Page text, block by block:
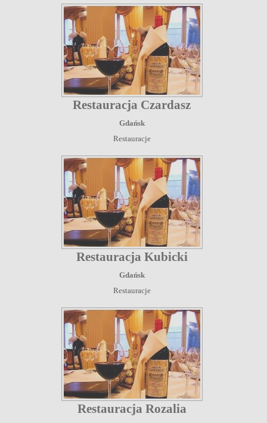
Restauracja Czardasz
Gdańsk
Restauracje
Restauracja Kubicki
Gdańsk
Restauracje
Restauracja Rozalia